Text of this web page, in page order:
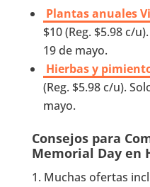
Plantas anuales
$10 (Reg. $5.98 c/
19 de mayo.
Hierbas y
(Reg. $5.98 c/u).
mayo.
Consejos para
Memorial Day en
Muchas ofertas